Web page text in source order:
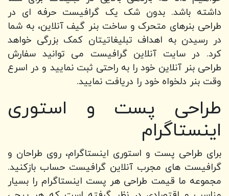
داشته باشد. بدون شک یک گرافیست حرفه ای در
طراحی بنرهای متحرک و ساخت بنر گیف آنلاین، به شما
در رسیدن به اهداف تبلیغاتیتان کمک بزرگی خواهد
کرد. در سایت آنلاین گرافیست می توانید سفارش
طراحی بنر آنلاین خود را به راحتی ثبت نمایید و در اسرع
وقت بنر دلخواه خود را دریافت نمایید.
طراحی پست و استوری
اینستاگرام
برای طراحی پست و استوری اینستاگرام، روی طراحان و
گرافیست‌ های مجرب آنلاین گرافیست حساب بازکنید.
مجموعه ما قیمت طراحی هر پست اینستاگرام را بسیار